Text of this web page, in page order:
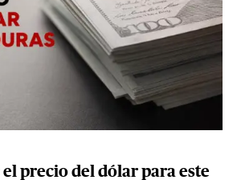
el precio del dólar para este